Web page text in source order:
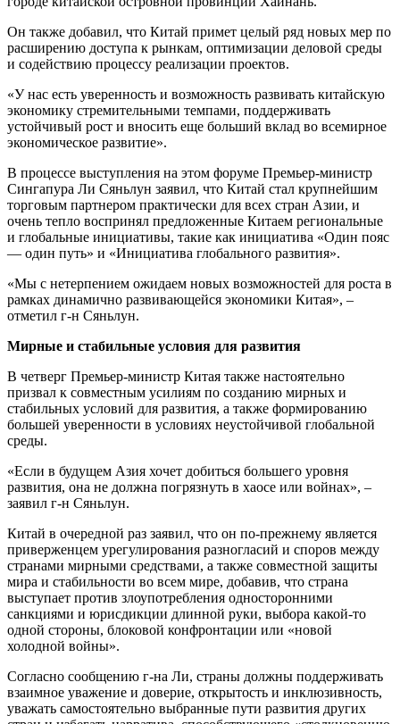
Он также добавил, что Китай примет целый ряд новых мер по
расширению доступа к рынкам, оптимизации деловой среды
и содействию процессу реализации проектов.
«У нас есть уверенность и возможность развивать китайскую
экономику стремительными темпами, поддерживать
устойчивый рост и вносить еще больший вклад во всемирное
экономическое развитие».
В процессе выступления на этом форуме Премьер-министр
Сингапура Ли Сяньлун заявил, что Китай стал крупнейшим
торговым партнером практически для всех стран Азии, и
очень тепло воспринял предложенные Китаем региональные
и глобальные инициативы, такие как инициатива «Один пояс
— один путь» и «Инициатива глобального развития».
«Мы с нетерпением ожидаем новых возможностей для роста в
рамках динамично развивающейся экономики Китая», –
отметил г-н Сяньлун.
Мирные и стабильные условия для развития
В четверг Премьер-министр Китая также настоятельно
призвал к совместным усилиям по созданию мирных и
стабильных условий для развития, а также формированию
большей уверенности в условиях неустойчивой глобальной
среды.
«Если в будущем Азия хочет добиться большего уровня
развития, она не должна погрязнуть в хаосе или войнах», –
заявил г-н Сяньлун.
Китай в очередной раз заявил, что он по-прежнему является
приверженцем урегулирования разногласий и споров между
странами мирными средствами, а также совместной защиты
мира и стабильности во всем мире, добавив, что страна
выступает против злоупотребления односторонними
санкциями и юрисдикции длинной руки, выбора какой-то
одной стороны, блоковой конфронтации или «новой
холодной войны».
Согласно сообщению г-на Ли, страны должны поддерживать
взаимное уважение и доверие, открытость и инклюзивность,
уважать самостоятельно выбранные пути развития других